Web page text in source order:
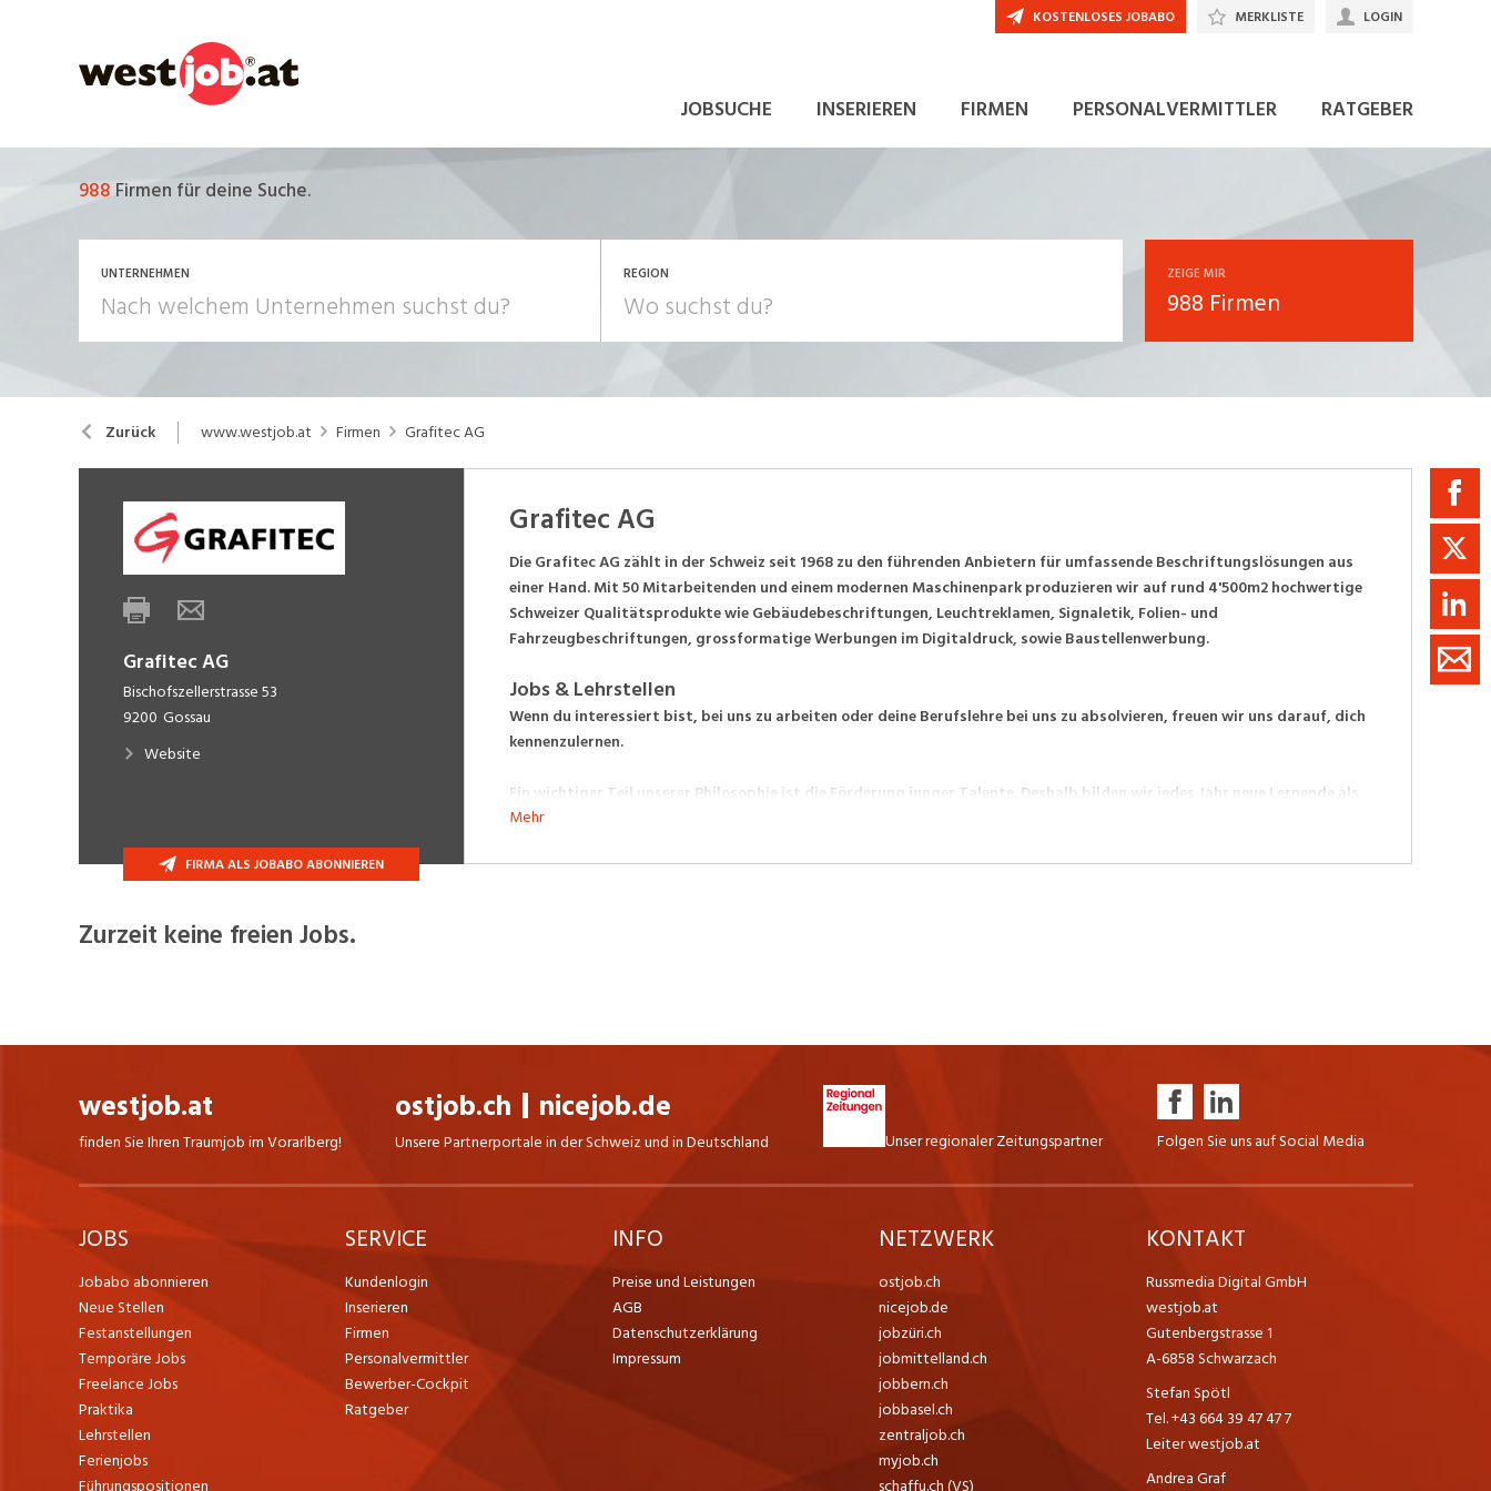
JOBSUCHE INSERIEREN FIRMEN PERSONALVERMITTLER RATGEBER
KOSTENLOSES JOBABO MERKLISTE LOGIN
988 Firmen für deine Suche.
UNTERNEHMEN REGION ZEIGE MIR
988 Firmen
Zurück www.westjob.at Firmen Grafitec AG
Grafitec AG
Bischofszellerstrasse 53
9200 Gossau
Website
FIRMA ALS JOBABO ABONNIEREN
Grafitec AG
Die Grafitec AG zählt in der Schweiz seit 1968 zu den führenden Anbietern für umfassende Beschriftungslösungen aus
einer Hand. Mit 50 Mitarbeitenden und einem modernen Maschinenpark produzieren wir auf rund 4'500m2 hochwertige
Schweizer Qualitätsprodukte wie Gebäudebeschriftungen, Leuchtreklamen, Signaletik, Folien- und
Fahrzeugbeschriftungen, grossformatige Werbungen im Digitaldruck, sowie Baustellenwerbung.
Jobs & Lehrstellen
Wenn du interessiert bist, bei uns zu arbeiten oder deine Berufslehre bei uns zu absolvieren, freuen wir uns darauf, dich
kennenzulernen.
Ein wichtiger Teil unserer Philosophie ist die Förderung junger Talente. Deshalb bilden wir jedes Jahr neue Lernende als
Gestalter*in Werbetechnik EFZ aus. Wir legen grossen Wert darauf, die nächste Generation von Fachleuten in unserem
Mehr
Zurzeit keine freien Jobs.
westjob.at
finden Sie Ihren Traumjob im Vorarlberg!
ostjob.ch nicejob.de
Unsere Partnerportale in der Schweiz und in Deutschland Unser regionaler Zeitungspartner Folgen Sie uns auf Social Media
JOBS
Jobabo abonnieren
Neue Stellen
Festanstellungen
Temporäre Jobs
Freelance Jobs
Praktika
Lehrstellen
Ferienjobs
SERVICE
Kundenlogin
Inserieren
Firmen
Personalvermittler
Bewerber-Cockpit
Ratgeber
INFO
Preise und Leistungen
AGB
Datenschutzerklärung
Impressum
NETZWERK
ostjob.ch
nicejob.de
jobzüri.ch
jobmittelland.ch
jobbern.ch
jobbasel.ch
zentraljob.ch
myjob.ch
KONTAKT
Russmedia Digital GmbH
westjob.at
Gutenbergstrasse 1
A-6858 Schwarzach
Stefan Spötl
Tel. +43 664 39 47 47 7
Leiter westjob.at
Andrea Graf